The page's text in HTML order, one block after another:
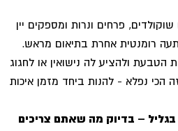
פרחים ונרות ומספקים יין
רומנטית אחרת בתיאום מראש.
ולהציע לה נישואין או לחגוג
הכי נפלא - להנות ביחד מזמן איכות
– בדיוק מה שאתם צריכים